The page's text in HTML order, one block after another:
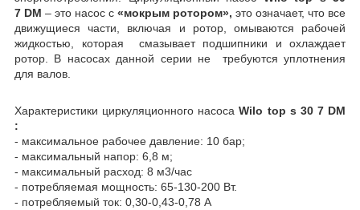
7 DM – это насос с «мокрым ротором», это означает, что все
движущиеся части, включая и ротор, омываются рабочей
жидкостью, которая смазывает подшипники и охлаждает
ротор. В насосах данной серии не требуются уплотнения
для валов.
Характеристики циркуляционного насосаWilo top s 30 7DM
:
- максимальное рабочее давление: 10 бар;
- максимальный напор: 6,8 м;
- максимальный расход: 8 м3/час
- потребляемая мощность: 65-130-200 Вт.
- потребляемый ток: 0,30-0,43-0,78 А